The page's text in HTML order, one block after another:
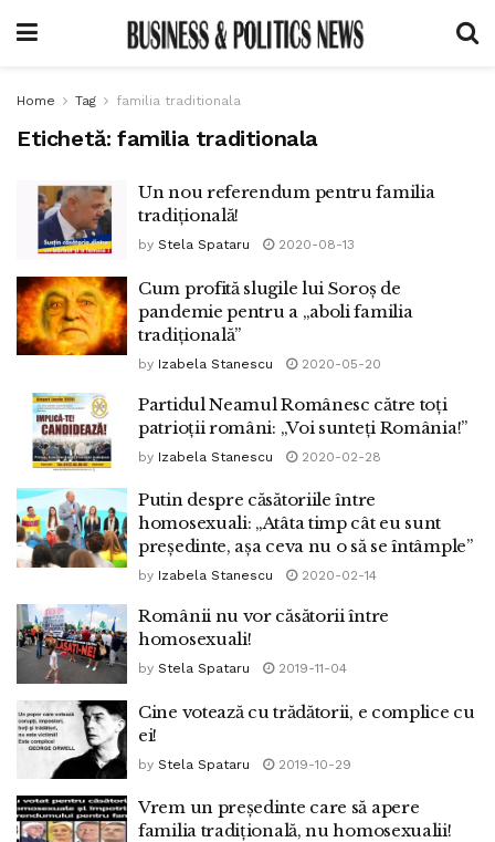
Home Tag familia traditionala
Etichetă: familia traditionala
Un nou referendum pentru familia
tradițională!
by Stela Spataru 2020-08-13
Cum profită slugile lui Soroș de
pandemie pentru a „aboli familia
tradițională”
by Izabela Stanescu 2020-05-20
Partidul Neamul Românesc către toți
patrioții români: „Voi sunteți România!”
by Izabela Stanescu 2020-02-28
Putin despre căsătoriile între
homosexuali: „Atâta timp cât eu sunt
președinte, așa ceva nu o să se întâmple”
by Izabela Stanescu 2020-02-14
Românii nu vor căsătorii între
homosexuali!
by Stela Spataru 2019-11-04
Cine votează cu trădătorii, e complice cu
ei!
by Stela Spataru 2019-10-29
Vrem un președinte care să apere
familia tradițională, nu homosexualii!